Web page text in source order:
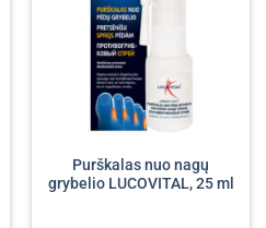
Purškalas nuo nagų
grybelio LUCOVITAL, 25 ml